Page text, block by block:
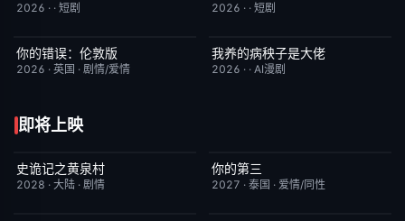
2026 · · 短剧 2026 · · 短剧
6月23日更新
你的错误：伦敦版
2026 · 英国 · 剧情/爱情
完结
我养的病秧子是大佬
2026 · · AI漫剧
即将上映
6月23日更新
史诡记之黄泉村
2028 · 大陆 · 剧情
更新至第02集
你的第三
2027 · 泰国 · 爱情/同性